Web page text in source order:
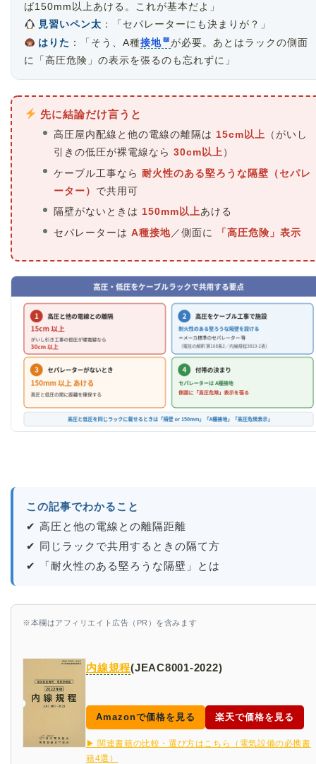
ば150mm以上あける。これが基本だよ」
見習いペン太 ：「セパレーターにも決まりが？」
はりた ：「そう、A種接地
が必要。あとはラックの側面
に「高圧危険」の表示を張るのも忘れずに」
先に結論だけ言うと
高圧屋内配線と他の電線の離隔は 15cm以上
（がいし
引きの低圧が裸電線なら30cm以上 ）
ケーブル工事なら耐火性のある堅ろうな隔壁（セパレ
ーター） で共用可
隔壁がないときは150mm以上あける
セパレーターはA種接地／側面に 「高圧危険」表示
この記事でわかること
✔ 高圧と他の電線との離隔距離
✔ 同じラックで共用するときの隔て方
✔ 「耐火性のある堅ろうな隔壁」とは
※本欄はアフィリエイト広告（PR）を含みます
内線規程(JEAC8001-2022)
Amazonで価格を見る 楽天で価格を見る
▶ 関連書籍の比較・選び方はこちら（電気設備の必携書
籍4選）